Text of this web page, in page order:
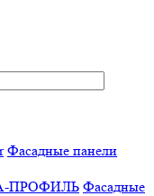
Фасадные панели
Фасадные